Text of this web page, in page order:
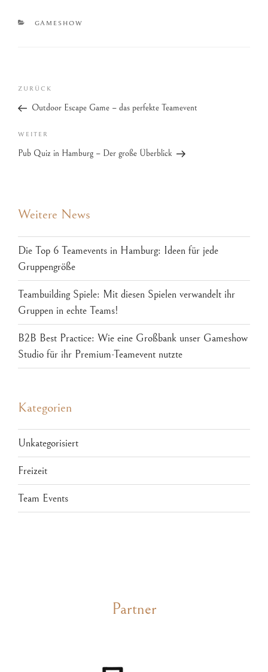
GAMESHOW
ZURÜCK
Outdoor Escape Game – das perfekte Teamevent
WEITER
Pub Quiz in Hamburg – Der große Überblick
Weitere News
Die Top 6 Teamevents in Hamburg: Ideen für jede
Gruppengröße
Teambuilding Spiele: Mit diesen Spielen verwandelt ihr
Gruppen in echte Teams!
B2B Best Practice: Wie eine Großbank unser Gameshow
Studio für ihr Premium-Teamevent nutzte
Kategorien
Unkategorisiert
Freizeit
Team Events
Partner